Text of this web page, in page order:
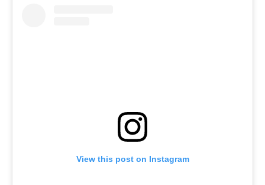
View this post on Instagram